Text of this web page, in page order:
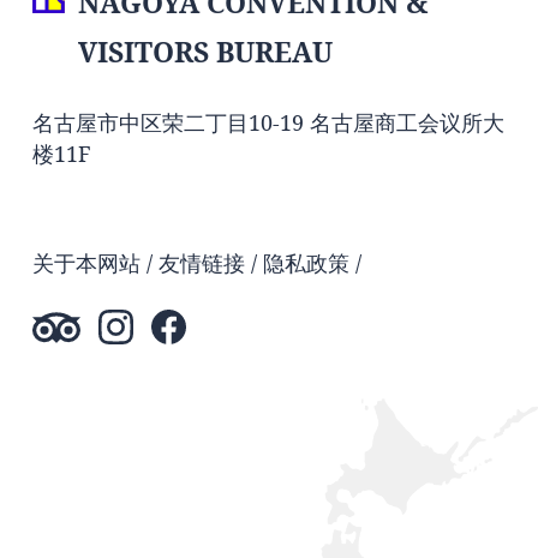
VISITORS BUREAU
名古屋市中区荣二丁目10-19 名古屋商工会议所大
楼11F
关于本网站 友情链接 隐私政策